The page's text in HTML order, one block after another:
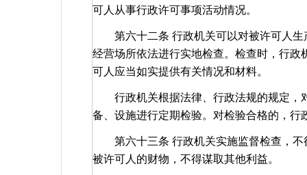
可人从事行政许可事项活动情况。
第六十二条 行政机关可以对被许可人生
经营场所依法进行实地检查。检查时，行
可人应当如实提供有关情况和材料。
行政机关根据法律、行政法规的规定，
备、设施进行定期检验。对检验合格的，行
第六十三条 行政机关实施监督检查，不
被许可人的财物，不得谋取其他利益。